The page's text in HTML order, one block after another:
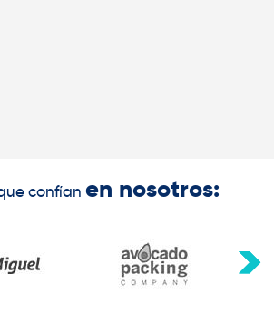
confían en nosotros: